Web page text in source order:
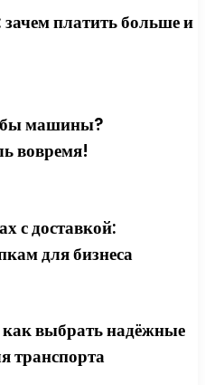
платить больше и
машины?
вовремя!
с доставкой:
для бизнеса
выбрать надёжные
транспорта